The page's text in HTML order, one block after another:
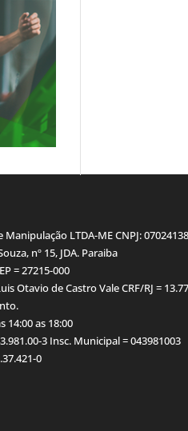
LTDA-ME CNPJ:
nº 15, JDA. Paraiba
= 27215-000
Otavio de Castro Vale CRF/RJ =
14:00 as 18:00
3 Insc. Municipal = 043981003
0